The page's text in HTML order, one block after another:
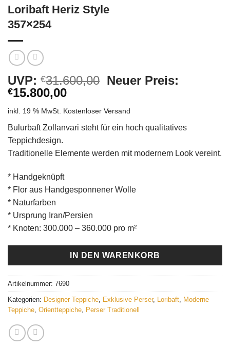
Loribaft Heriz Style
357×254
UVP: €31.600,00 Ursprünglicher
€31.600,00
Neuer Preis:
€15.800,00Aktueller
ist:
€15.800,00.
inkl. 19 % MwSt. Kostenloser Versand
Bulurbaft Zollanvari steht für ein hoch qualitatives
Teppichdesign.
Traditionelle Elemente werden mit modernem Look vereint.
* Handgeknüpft
* Flor aus Handgesponnener Wolle
* Naturfarben
* Ursprung Iran/Persien
* Knoten: 300.000 – 360.000 pro m²
IN DEN WARENKORB
Artikelnummer: 7690
Kategorien: Designer Teppiche, Exklusive Perser, Loribaft, Moderne
Teppiche, Orientteppiche, Perser Traditionell